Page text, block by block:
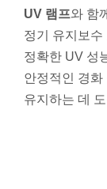
UV 램프와 함
정기 유지보수
정확한 UV 성
안정적인 경
유지하는 데